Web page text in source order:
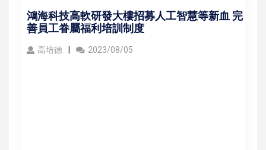
鴻海科技高軟研發大樓招募人工智慧等新血 完
善員工眷屬福利培訓制度
高培德 2023/08/05